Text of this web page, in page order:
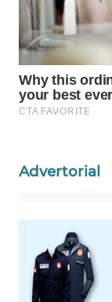
Advertorial
Wahana
Network
KONSUMEN
LISTRIK
ID
MAWAKA
ID